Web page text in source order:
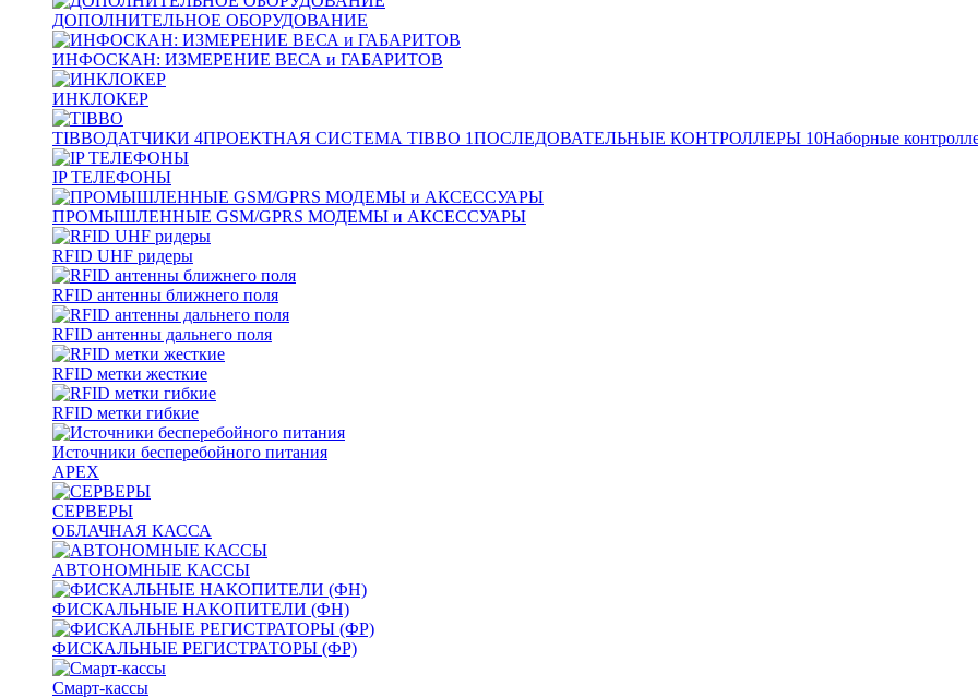
ДОПОЛНИТЕЛЬНОЕ ОБОРУДОВАНИЕ
ИНФОСКАН: ИЗМЕРЕНИЕ ВЕСА и ГАБАРИТОВ
ИНКЛОКЕР
TIBBOДАТЧИКИ 4ПРОЕКТНАЯ СИСТЕМА TIBBO 1ПОСЛЕДОВАТЕЛЬНЫЕ КОНТРОЛЛЕРЫ 10Наборные
IP ТЕЛЕФОНЫ
ПРОМЫШЛЕННЫЕ GSM/GPRS МОДЕМЫ и АКСЕССУАРЫ
RFID UHF ридеры
RFID антенны ближнего поля
RFID антенны дальнего поля
RFID метки жесткие
RFID метки гибкие
Источники бесперебойного питания
APEX
СЕРВЕРЫ
ОБЛАЧНАЯ КАССА
АВТОНОМНЫЕ КАССЫ
ФИСКАЛЬНЫЕ НАКОПИТЕЛИ (ФН)
ФИСКАЛЬНЫЕ РЕГИСТРАТОРЫ (ФР)
Смарт-кассы